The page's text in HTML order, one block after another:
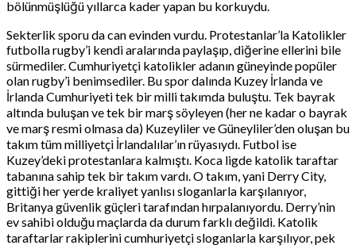
bölünmüşlüğü yıllarca kader yapan bu korkuydu.
Sekterlik sporu da can evinden vurdu. Protestanlar’la Katolikler
futbolla rugby’i kendi aralarında paylaşıp, diğerine ellerini bile
sürmediler. Cumhuriyetçi katolikler adanın güneyinde popüler
olan rugby’i benimsediler. Bu spor dalında Kuzey İrlanda ve
İrlanda Cumhuriyeti tek bir milli takımda buluştu. Tek bayrak
altında buluşan ve tek bir marş söyleyen (her ne kadar o bayrak
ve marş resmi olmasa da) Kuzeyliler ve Güneyliler’den oluşan bu
takım tüm milliyetçi İrlandalılar’ın rüyasıydı. Futbol ise
Kuzey’deki protestanlara kalmıştı. Koca ligde katolik taraftar
tabanına sahip tek bir takım vardı. O takım, yani Derry City,
gittiği her yerde kraliyet yanlısı sloganlarla karşılanıyor,
Britanya güvenlik güçleri tarafından hırpalanıyordu. Derry’nin
ev sahibi olduğu maçlarda da durum farklı değildi. Katolik
taraftarlar rakiplerini cumhuriyetçi sloganlarla karşılıyor, pek